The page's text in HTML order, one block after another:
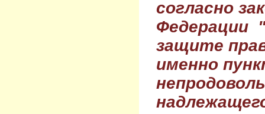
согласно
Федерации
защите
именно